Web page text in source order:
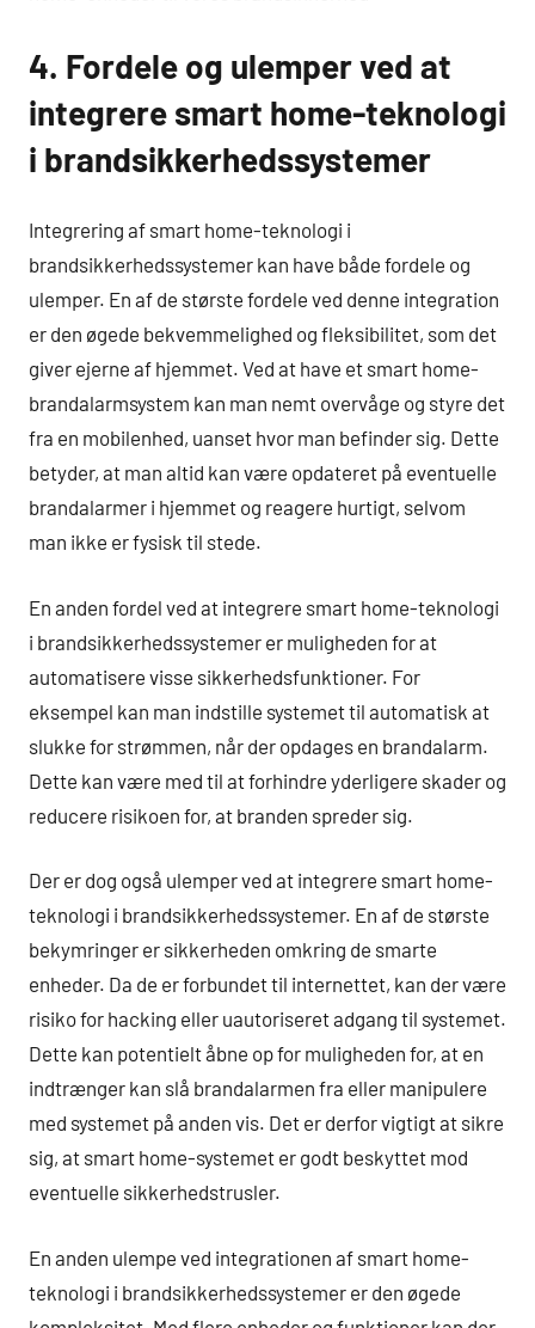
4. Fordele og ulemper ved at
integrere smart home-teknologi
i brandsikkerhedssystemer
Integrering af smart home-teknologi i
brandsikkerhedssystemer kan have både fordele og
ulemper. En af de største fordele ved denne integration
er den øgede bekvemmelighed og fleksibilitet, som det
giver ejerne af hjemmet. Ved at have et smart home-
brandalarmsystem kan man nemt overvåge og styre det
fra en mobilenhed, uanset hvor man befinder sig. Dette
betyder, at man altid kan være opdateret på eventuelle
brandalarmer i hjemmet og reagere hurtigt, selvom
man ikke er fysisk til stede.
En anden fordel ved at integrere smart home-teknologi
i brandsikkerhedssystemer er muligheden for at
automatisere visse sikkerhedsfunktioner. For
eksempel kan man indstille systemet til automatisk at
slukke for strømmen, når der opdages en brandalarm.
Dette kan være med til at forhindre yderligere skader og
reducere risikoen for, at branden spreder sig.
Der er dog også ulemper ved at integrere smart home-
teknologi i brandsikkerhedssystemer. En af de største
bekymringer er sikkerheden omkring de smarte
enheder. Da de er forbundet til internettet, kan der være
risiko for hacking eller uautoriseret adgang til systemet.
Dette kan potentielt åbne op for muligheden for, at en
indtrænger kan slå brandalarmen fra eller manipulere
med systemet på anden vis. Det er derfor vigtigt at sikre
sig, at smart home-systemet er godt beskyttet mod
eventuelle sikkerhedstrusler.
En anden ulempe ved integrationen af smart home-
teknologi i brandsikkerhedssystemer er den øgede